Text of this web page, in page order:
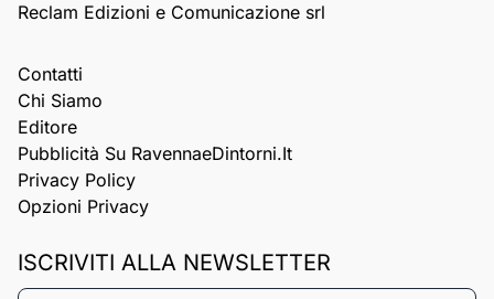
Reclam Edizioni e Comunicazione srl
Contatti
Chi Siamo
Editore
Pubblicità Su RavennaeDintorni.it
Privacy Policy
Opzioni Privacy
ISCRIVITI ALLA NEWSLETTER